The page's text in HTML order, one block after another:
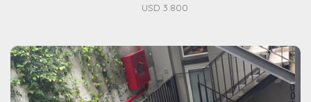
USD 3.800